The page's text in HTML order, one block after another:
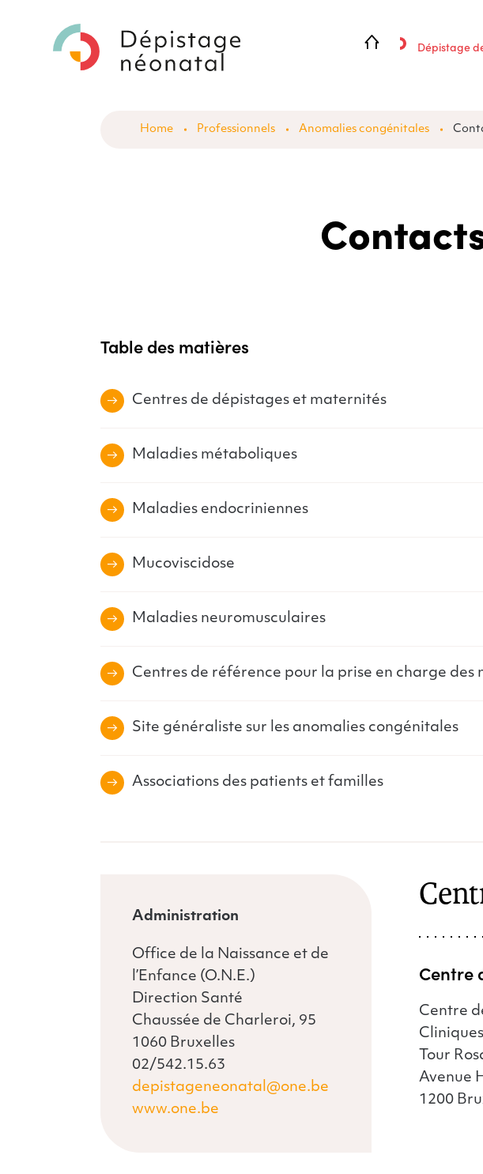
Dépistage
Home Professionnels Anomalies congénitales
Table des matières
Centres de dépistages et maternités
Maladies métaboliques
Maladies endocriniennes
Mucoviscidose
Maladies neuromusculaires
Centres de référence pour la prise en charge des
Site généraliste sur les anomalies congénitales
Associations des patients et familles
Centre
Centre
Tour
Avenue
1200
Administration
Office de la Naissance et de
l’Enfance (O.N.E.)
Direction Santé
Chaussée de Charleroi, 95
1060 Bruxelles
02/542.15.63
depistageneonatal@one.be
www.one.be